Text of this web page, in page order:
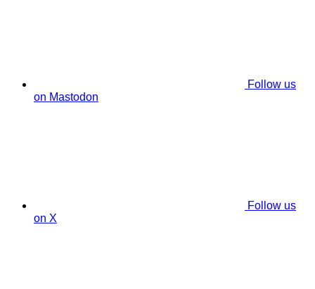
Follow us
on Mastodon
Follow us
on X